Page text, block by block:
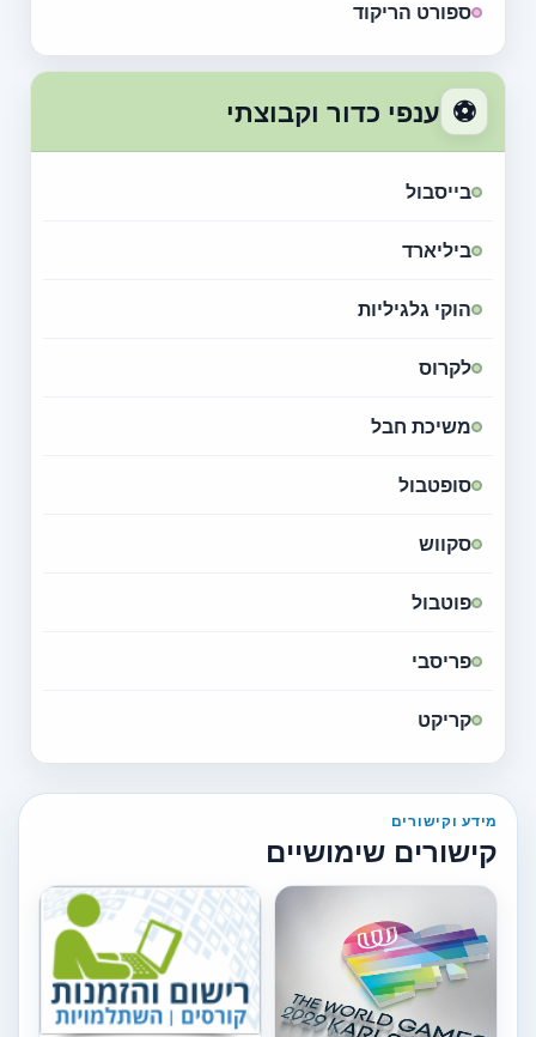
ספורט הריקוד
⚽ ענפי כדור וקבוצתי
בייסבול
ביליארד
הוקי גלגיליות
לקרוס
משיכת חבל
סופטבול
סקווש
פוטבול
פריסבי
קריקט
מידע וקישורים
קישורים שימושיים